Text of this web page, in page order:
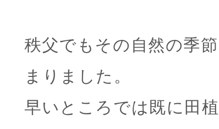
秩父でもその自然の季
まりました。
早いところでは既に田